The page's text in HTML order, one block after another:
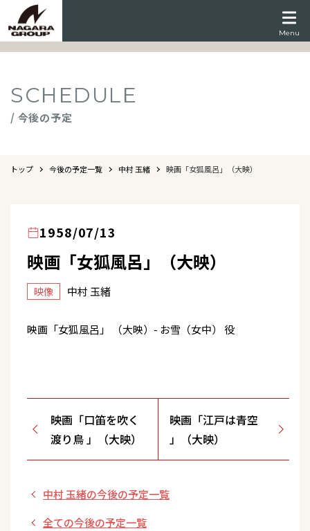
Menu
SCHEDULE
/ 今後の予定
トップ 今後の予定一覧 中村 玉緒 映画「女狐風呂」（大映）
1958/07/13
映画「女狐風呂」（大映）
映像 中村 玉緒
映画「女狐風呂」 （大映）- お雪（女中） 役
映画「口笛を吹く
渡り鳥 」（大映）
映画「江戸は青空
」（大映）
中村 玉緒の今後の予定一覧
全ての今後の予定一覧